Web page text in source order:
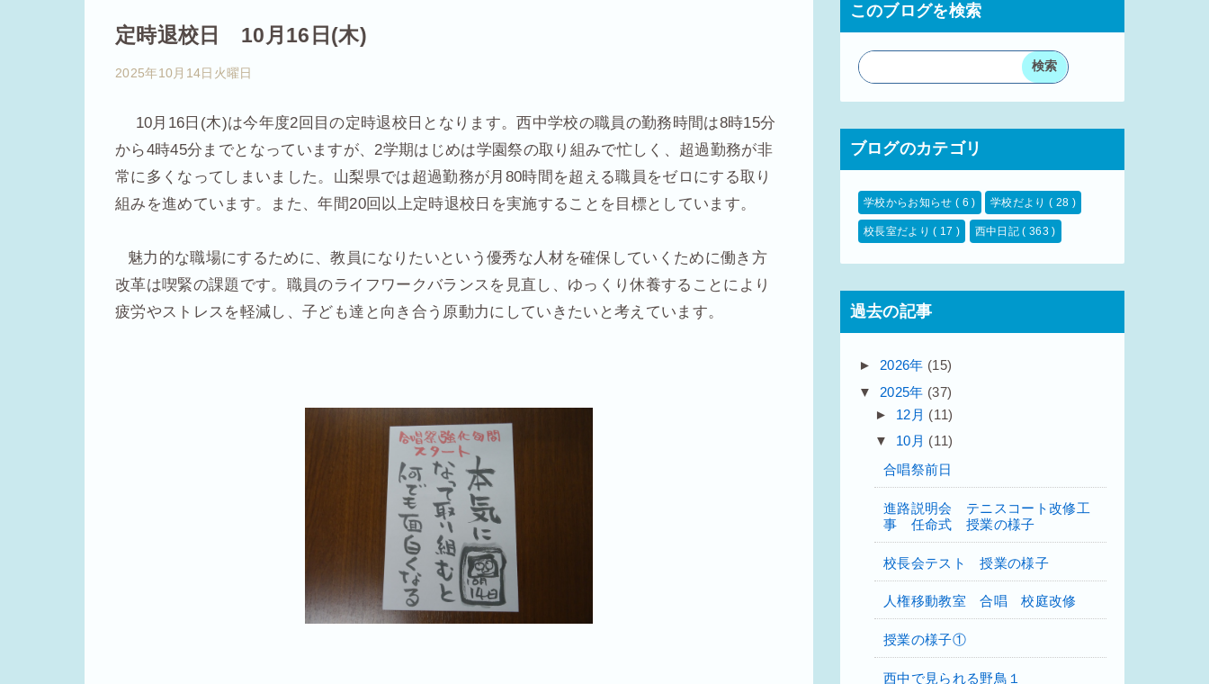
定時退校日 10月16日(木)
2025年10月14日火曜日
10月 16 日 (木)は今年度2回目の定時退校日となります。西中学校の職員の勤務時間は8時15分
から4時45分までとなっていますが、2学期はじめは学園祭の取り組みで忙しく、超過勤務が非
常に多くなってしまいました。山梨県では超過勤務が月 80時間を超える職員をゼロにする取り
組みを進めています。また、年間20回以上定時退校日を実施することを目標としています。
魅力的な職場にするために、教員になりたいという優秀な人材を確保していくために働き方
改革は喫緊の課題です。職員のライフワークバランスを見直し、ゆっくり休養することにより
疲労やストレスを軽減し、子ども達と向き合う原動力にしていきたいと考えています。
このブログを検索
ブログのカテゴリ
学校からお知らせ ( 6 ) 学校だより( 28 )
校長室だより( 17 ) 西中日記( 363 )
過去の記事
► 2026年 (15)
▼ 2025年 (37)
► 12月 (11)
▼ 10月 (11)
合唱祭前日
進路説明会 テニスコート改修工
事 任命式 授業の様子
校長会テスト 授業の様子
人権移動教室 合唱 校庭改修
授業の様子①
西中で見られる野鳥１